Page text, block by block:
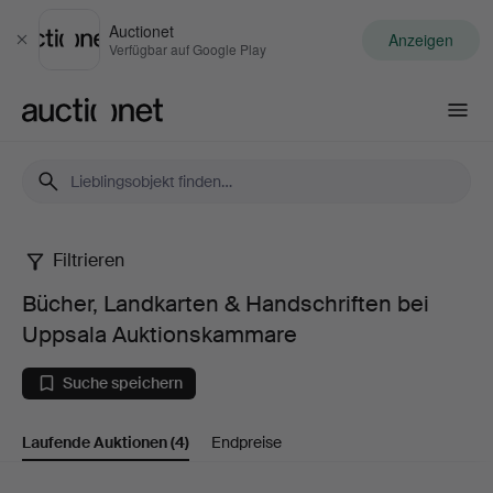
Schließen
Auctionet
Verfügbar auf Google Play Anzeigen
Bücher,
Landkarten
&
Handschriften
Filtrieren
Bücher, Landkarten & Handschriften bei
Uppsala Auktionskammare
Suche speichern
Laufende Auktionen(4) Endpreise